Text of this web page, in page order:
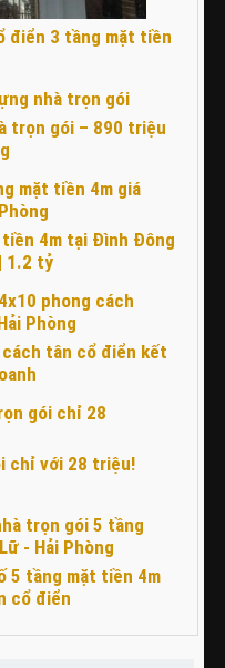
điển 3 tầng mặt tiền
trọn gói – 890 triệu
4m tại Đình Đông
1.2 tỷ
tân cổ điển kết
chỉ với 28 triệu!
5 tầng mặt tiền 4m
cổ điển